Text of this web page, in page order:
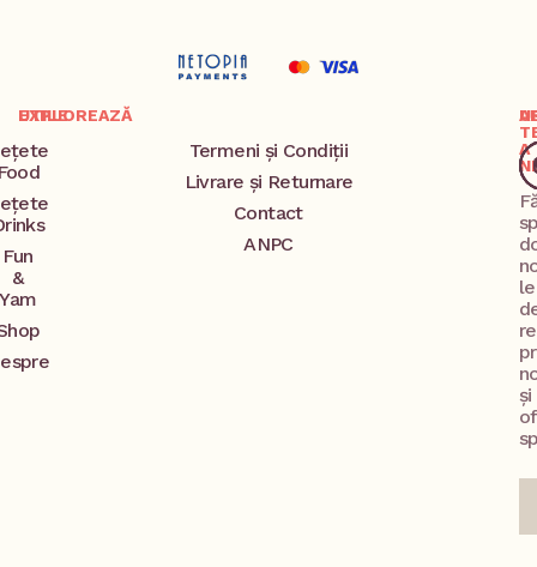
EXPLOREAZĂ
Fun
&
Yam
UTILE
Termeni și Condiții
Livrare și Returnare
Contact
ANPC
A
și